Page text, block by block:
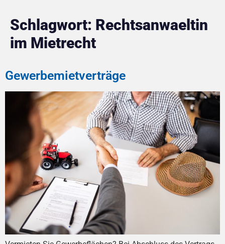
Schlagwort: Rechtsanwaeltin
im Mietrecht
Gewerbemietverträge